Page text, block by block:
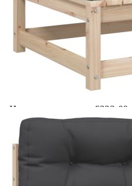
сядане:
Товароносимост (на седалка):
Купи на изплащане
Credit calculator
Градински комплект
Цена на продукта:
€223.00
Extraction of information
Предоставената таблица
Добавете продукта в
количката" и при поръчка
вноски на кредита.